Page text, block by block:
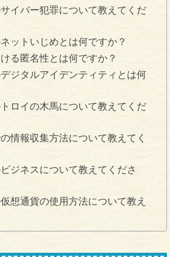
イバー犯罪について教えてくだ
ットいじめとは何ですか？
る匿名性とは何ですか？
ジタルアイデンティティとは何
ロイの木馬について教えてくだ
情報収集方法について教えてく
ジネスについて教えてくださ
想通貨の使用方法について教え